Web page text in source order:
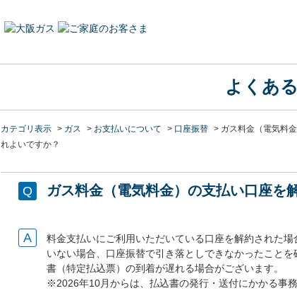
よくあ
カテゴリ表示 > ガス > お支払いについて > 口座振替 > ガス料金（電気料
れよいですか？
ガス料金（電気料金）の支払い口座を
料金支払いにご利用いただいている口座を解約された
いない場合、口座振替で引き落としできなかったこと
書（特定払込票）の到着が遅れる場合がございます。
※2026年10月からは、払込書の発行・送付にかかる事